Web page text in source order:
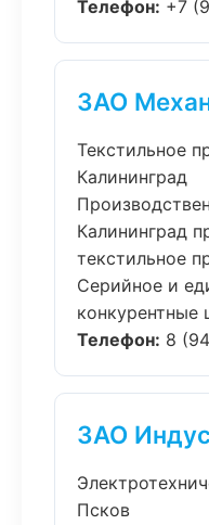
Телефон: +7
ЗАО
Текстильное
Калининград
Калининград
текстильное
Серийное и
конкурентные
Телефон: 8
ЗАО
Псков